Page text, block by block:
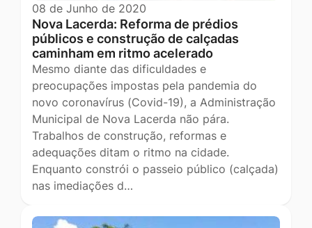
08 de Junho de 2020
Nova Lacerda: Reforma de prédios
públicos e construção de calçadas
caminham em ritmo acelerado
Mesmo diante das dificuldades e
preocupações impostas pela pandemia do
novo coronavírus (Covid-19), a Administração
Municipal de Nova Lacerda não pára.
Trabalhos de construção, reformas e
adequações ditam o ritmo na cidade.
Enquanto constrói o passeio público (calçada)
nas imediações d…